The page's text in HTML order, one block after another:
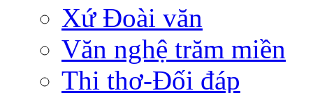
Xứ Đoài văn
Văn nghệ trăm miền
Thi thơ-Đối đáp